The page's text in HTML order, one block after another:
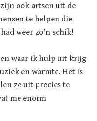
ook artsen uit de
te helpen die
weer zo’n schik!
en waar ik hulp uit krijg
en warmte. Het is
ze uit precies te
me enorm